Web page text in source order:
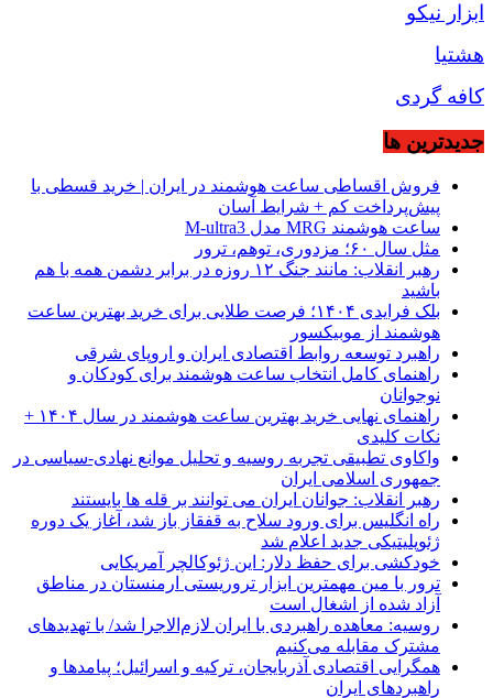
ابزار نیکو
هشتیا
کافه گردی
جديدترين ها
فروش اقساطی ساعت هوشمند در ایران | خرید قسطی با
پیش‌پرداخت کم + شرایط آسان
ساعت هوشمند MRG مدل M-ultra3
مثل سال ۶۰؛ مزدوری، توهم، ترور
رهبر انقلاب: مانند جنگ ۱۲ روزه در برابر دشمن همه با هم
باشید
بلک فرایدی ۱۴۰۴؛ فرصت طلایی برای خرید بهترین ساعت
هوشمند از موبیکسور
راهبرد توسعه روابط اقتصادی ایران و اروپای شرقی
راهنمای کامل انتخاب ساعت هوشمند برای کودکان و
نوجوانان
راهنمای نهایی خرید بهترین ساعت هوشمند در سال ۱۴۰۴ +
نکات کلیدی
واکاوی تطبیقی تجربه روسیه و تحلیل موانع نهادی-سیاسی در
جمهوری اسلامی ایران
رهبر انقلاب: جوانان ایران می توانند بر قله ها بایستند
راه انگلیس برای ورود سلاح به قفقاز باز شد، آغاز یک دوره
ژئوپلیتیکی جدید اعلام شد
خودکشی برای حفظ دلار: این ژئوکالچر آمریکایی
ترور با مین مهمترین ابزار تروریستی ارمنستان در مناطق
آزاد شده از اشغال است
روسیه: معاهده راهبردی با ایران لازم‌الاجرا شد/ با تهدیدهای
مشترک مقابله می‌کنیم
همگرایی اقتصادی آذربایجان، ترکیه و اسرائیل؛ پیامدها و
راهبردهای ایران